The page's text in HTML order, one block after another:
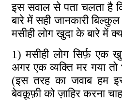
इस सवाल से पता चलता है
बारे में सही जानकारी
मसीही लोग खुदा के बारे में
1) मसीही लोग सिर्फ़ एक
अगर एक व्यक्ति मर गया तो
(इस तरह का जवाब हम
बेवक़ूफ़ी को ज़ाहिर करना